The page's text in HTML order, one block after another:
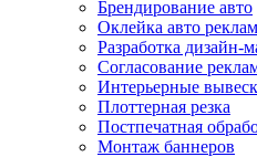
Брендирование авто
Оклейка авто
Разработка дизайн-
Согласование
Интерьерные
Плоттерная резка
Постпечатная
Монтаж баннеров